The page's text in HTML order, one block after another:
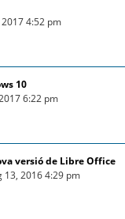
4:52 pm
10
6:22 pm
versió de Libre Office
13, 2016 4:29 pm